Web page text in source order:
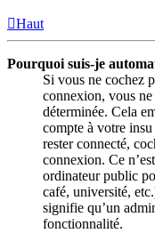
Haut
Pourquoi suis-je
Si vous ne cochez
connexion, vous ne
déterminée. Cela
compte à votre
rester connecté,
connexion. Ce
ordinateur public
café, université,
signifie qu’un
fonctionnalité.